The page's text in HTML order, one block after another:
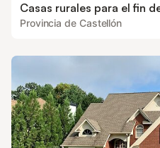
Casas rurales para el fin
Provincia de Castellón